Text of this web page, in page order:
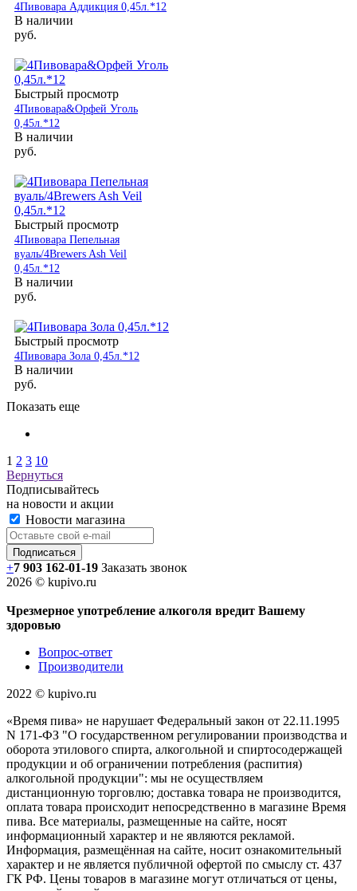
4Пивовара Аддикция 0,45л.*12
В наличии
руб.
Быстрый просмотр
4Пивовара&Орфей Уголь
0,45л.*12
В наличии
руб.
Быстрый просмотр
4Пивовара Пепельная
вуаль/4Brewers Ash Veil
0,45л.*12
В наличии
руб.
Быстрый просмотр
4Пивовара Зола 0,45л.*12
В наличии
руб.
Показать еще
1 2 3 10
Вернуться
Подписывайтесь
на новости и акции
Новости магазина
+7 903 162-01-19 Заказать звонок
2026 © kupivo.ru
Чрезмерное употребление алкоголя вредит Вашему
здоровью
Вопрос-ответ
Производители
2022 ©️ kupivo.ru
«Время пива» не нарушает Федеральный закон от 22.11.1995
N 171-ФЗ "О государственном регулировании производства и
оборота этилового спирта, алкогольной и спиртосодержащей
продукции и об ограничении потребления (распития)
алкогольной продукции": мы не осуществляем
дистанционную торговлю; доставка товара не производится,
оплата товара происходит непосредственно в магазине Время
пива. Все материалы, размещенные на сайте, носят
информационный характер и не являются рекламой.
Информация, размещённая на сайте, носит ознакомительный
характер и не является публичной офертой по смыслу ст. 437
ГК РФ. Цены товаров в магазине могут отличаться от цены,